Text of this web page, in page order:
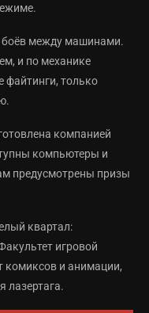
между машинами.
и по механике
файтинги, только
компанией
компьютеры и
предусмотрены призы
квартал:
игровой
комиксов и анимации,
лазертага.